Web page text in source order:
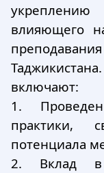
влияющего
включают:
1.
практики,
потенциала
2.
Вклад в